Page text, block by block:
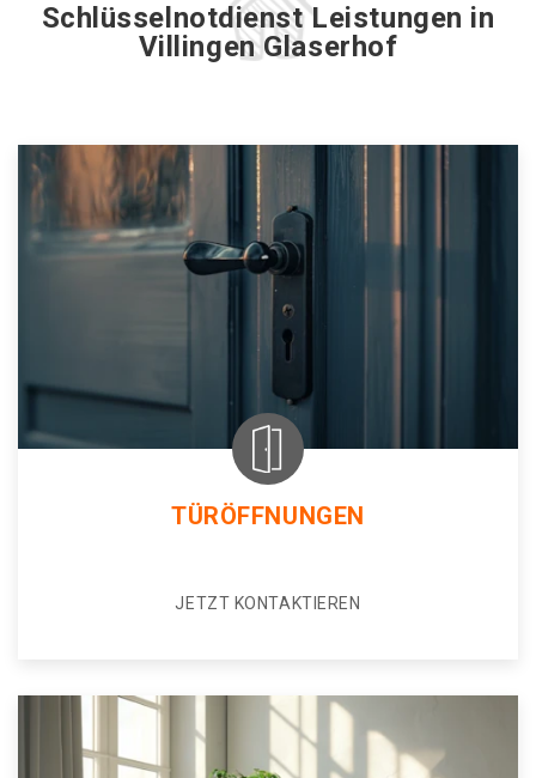
Schlüsselnotdienst Leistungen in
Villingen Glaserhof
TÜRÖFFNUNGEN
JETZT KONTAKTIEREN